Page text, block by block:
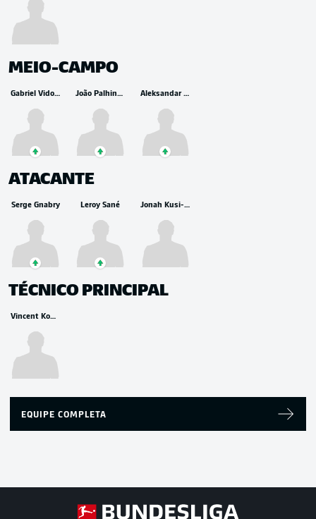
MEIO-CAMPO
Gabriel Vidović João Palhinha Aleksandar Pavlović
ATACANTE
Serge Gnabry Leroy Sané Jonah Kusi-Asare
TÉCNICO PRINCIPAL
Vincent Kompany
EQUIPE COMPLETA